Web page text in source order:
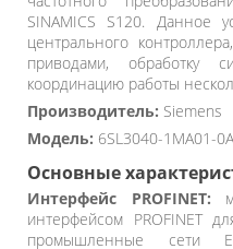
SINAMICS S120. Данное
центрального
приводами, обработку
координацию работы
Производитель: Siemens
Модель: 6SL3040-1MA01-
Основные
Интерфейс PROFINET:
интерфейсом PROFINET
промышленные сети